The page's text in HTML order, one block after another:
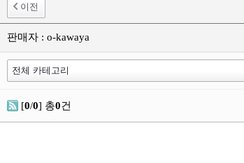
이전
판매자 : o-kawaya
[0/0] 총0건